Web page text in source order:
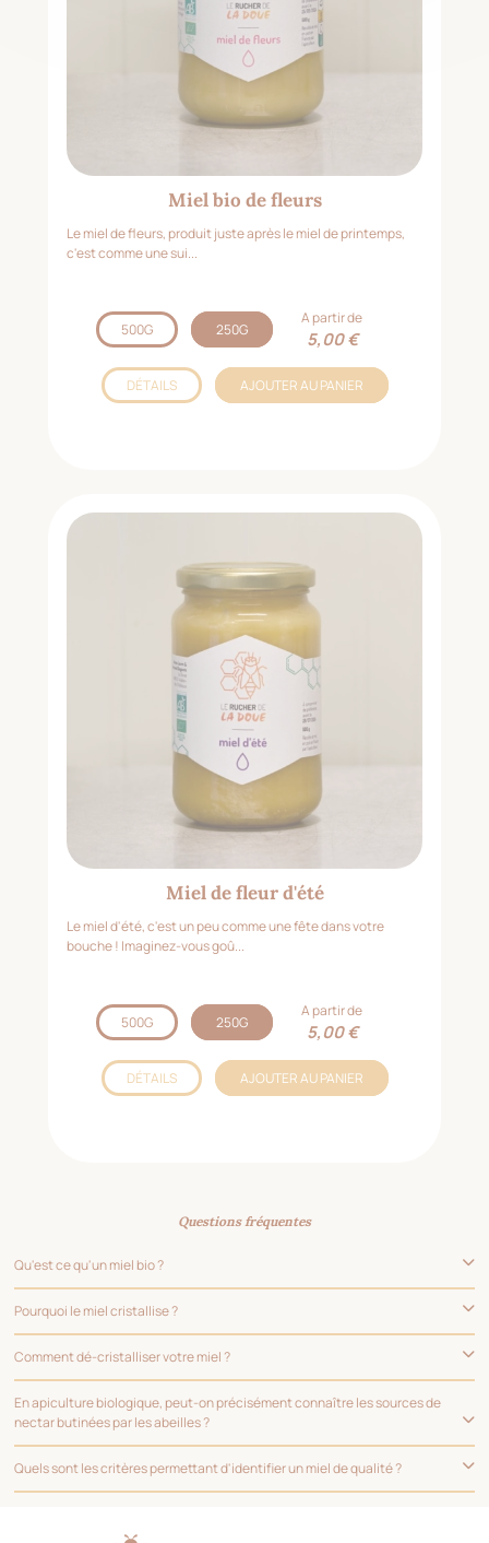
Miel bio de fleurs
Le miel de fleurs, produit juste après le miel de printemps,
c'est comme une sui...
500G 250G
A partir de
5,00 €
DÉTAILS AJOUTER AU PANIER
Miel de fleur d'été
Le miel d'été, c'est un peu comme une fête dans votre
bouche ! Imaginez-vous goû...
500G 250G
A partir de
5,00 €
DÉTAILS AJOUTER AU PANIER
Questions fréquentes
Qu'est ce qu'un miel bio ?
Pourquoi le miel cristallise ?
Comment dé-cristalliser votre miel ?
En apiculture biologique, peut-on précisément connaître les sources de
nectar butinées par les abeilles ?
Quels sont les critères permettant d'identifier un miel de qualité ?